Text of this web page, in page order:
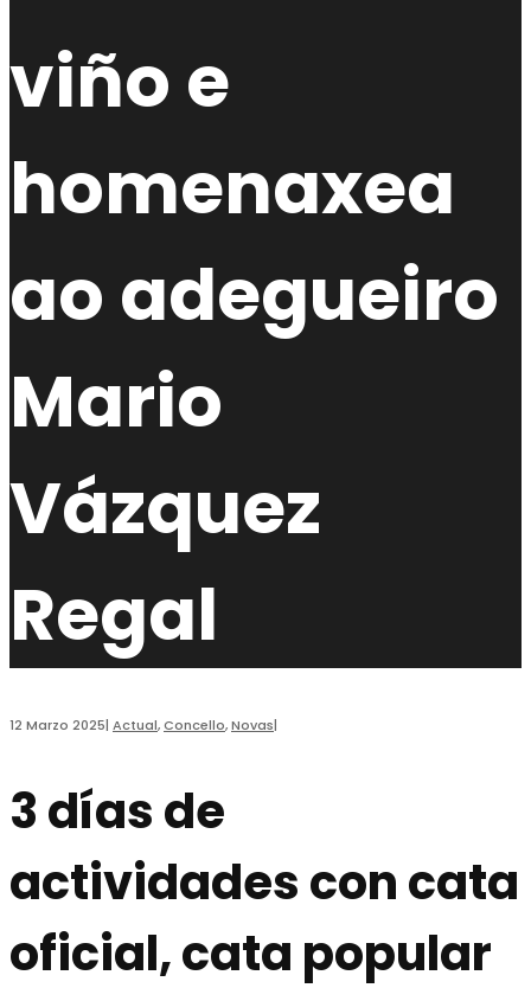
viño e
homenaxea
ao adegueiro
Mario
Vázquez
Regal
12 Marzo 2025| Actual,Concello,Novas|
3 días de
actividades con cata
oficial, cata popular